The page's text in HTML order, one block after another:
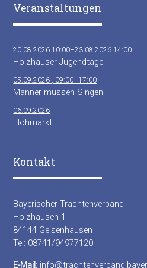
Veranstaltungen
20.08.2026 10:00–23.08.2026 14:00
Holzhauser Jugendtage
05.09.2026 , 09:00–17:00
Männer müssen Singen
06.09.2026
Flohmarkt
Kontakt
Bayerischer Trachtenverband
Holzhausen 1
84144 Geisenhausen
Tel: 08741/94977120
E-Mail: